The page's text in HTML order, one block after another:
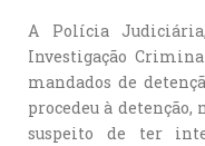
A Polícia
Investigação
mandados de
procedeu à
suspeito de ter